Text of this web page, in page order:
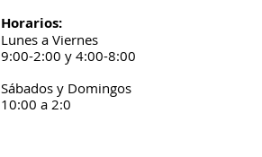
Horarios:
Lunes a Viernes
9:00-2:00 y 4:00-8:00
Sábados y Domingos
10:00 a 2:0